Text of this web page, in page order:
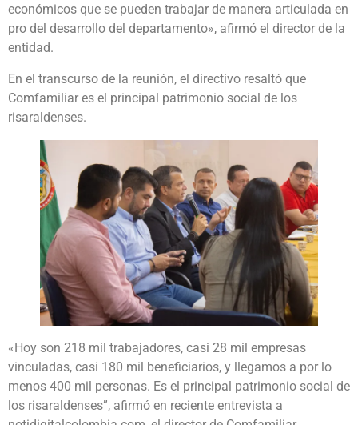
económicos que se pueden trabajar de manera articulada en
pro del desarrollo del departamento», afirmó el director de la
entidad.
En el transcurso de la reunión, el directivo resaltó que
Comfamiliar es el principal patrimonio social de los
risaraldenses.
«Hoy son 218 mil trabajadores, casi 28 mil empresas
vinculadas, casi 180 mil beneficiarios, y llegamos a por lo
menos 400 mil personas. Es el principal patrimonio social de
los risaraldenses”, afirmó en reciente entrevista a